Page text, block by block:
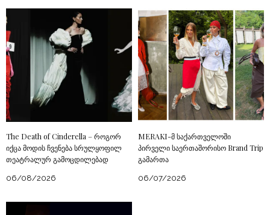
The Death of Cinderella – როგორ
იქცა მოდის ჩვენება სრულყოფილ
თეატრალურ გამოცდილებად
06/08/2026
MERAKI-მ საქართველოში
პირველი საერთაშორისო Brand Trip
გამართა
06/07/2026